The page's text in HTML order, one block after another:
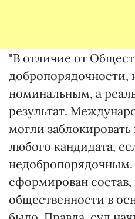
"В отличие от
добропорядочности,
номинальным, а
результат.
могли
любого кандидата,
недобропорядочным.
сформирован
общественности в